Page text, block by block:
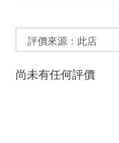
尚未有任何評價